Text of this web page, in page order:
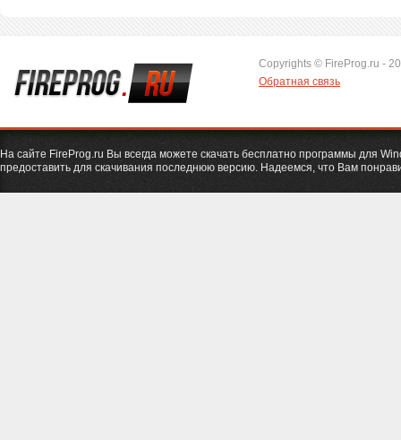
Copyrights © FireProg.ru -
Обратная связь
На сайте FireProg.ru Вы всегда можете скачать бесплатно программы для
предоставить для скачивания последнюю версию. Надеемся, что Вам